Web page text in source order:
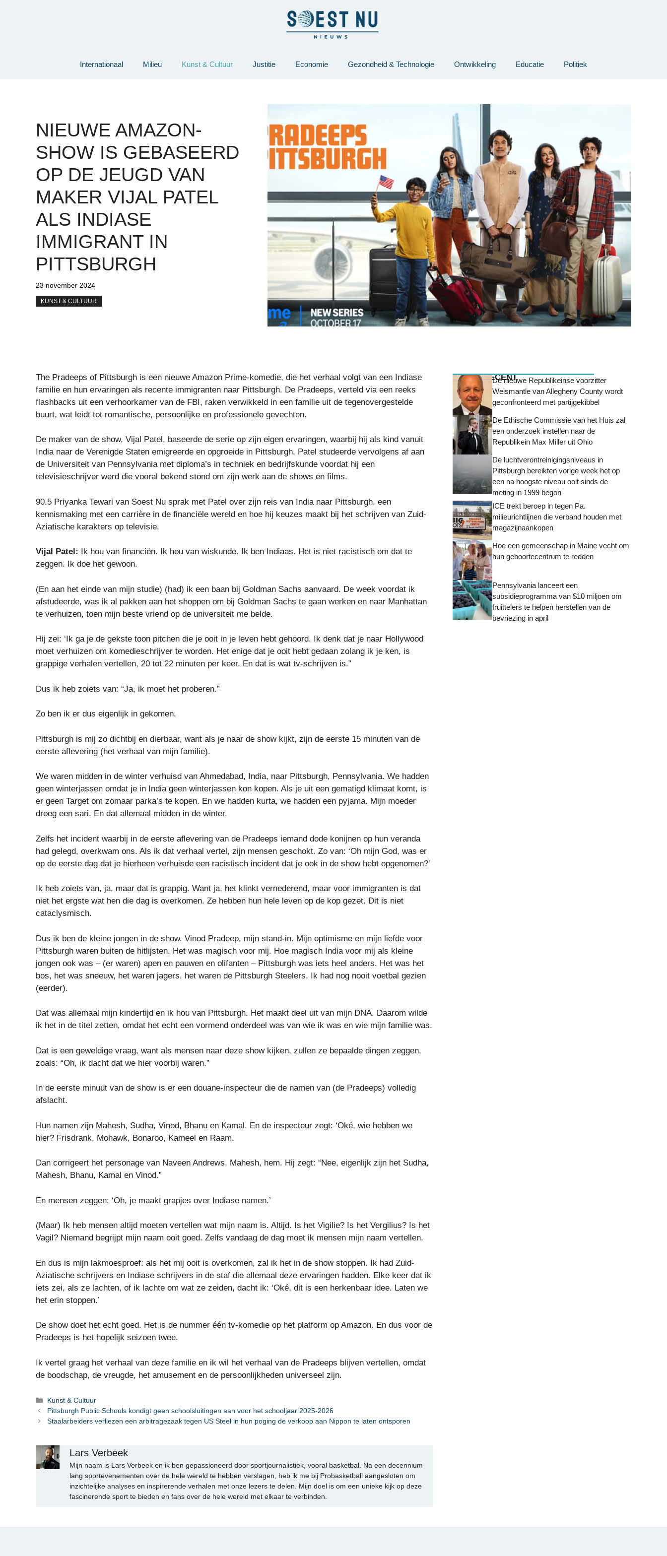
Internationaal Milieu Kunst & Cultuur Justitie Economie Gezondheid & Technologie Ontwikkeling Educatie Politiek
NIEUWE AMAZON-
SHOW IS GEBASEERD
OP DE JEUGD VAN
MAKER VIJAL PATEL
ALS INDIASE
IMMIGRANT IN
PITTSBURGH
23 november 2024
KUNST & CULTUUR
The Pradeeps of Pittsburgh is een nieuwe Amazon Prime-komedie, die het verhaal volgt van een Indiase
familie en hun ervaringen als recente immigranten naar Pittsburgh. De Pradeeps, verteld via een reeks
flashbacks uit een verhoorkamer van de FBI, raken verwikkeld in een familie uit de tegenovergestelde
buurt, wat leidt tot romantische, persoonlijke en professionele gevechten.
De maker van de show, Vijal Patel, baseerde de serie op zijn eigen ervaringen, waarbij hij als kind vanuit
India naar de Verenigde Staten emigreerde en opgroeide in Pittsburgh. Patel studeerde vervolgens af aan
de Universiteit van Pennsylvania met diploma’s in techniek en bedrijfskunde voordat hij een
televisieschrijver werd die vooral bekend stond om zijn werk aan de shows en films.
90.5 Priyanka Tewari van Soest Nu sprak met Patel over zijn reis van India naar Pittsburgh, een
kennismaking met een carrière in de financiële wereld en hoe hij keuzes maakt bij het schrijven van Zuid-
Aziatische karakters op televisie.
Vijal Patel: Ik hou van financiën. Ik hou van wiskunde. Ik ben Indiaas. Het is niet racistisch om dat te
zeggen. Ik doe het gewoon.
(En aan het einde van mijn studie) (had) ik een baan bij Goldman Sachs aanvaard. De week voordat ik
afstudeerde, was ik al pakken aan het shoppen om bij Goldman Sachs te gaan werken en naar Manhattan
te verhuizen, toen mijn beste vriend op de universiteit me belde.
Hij zei: ‘Ik ga je de gekste toon pitchen die je ooit in je leven hebt gehoord. Ik denk dat je naar Hollywood
moet verhuizen om komedieschrijver te worden. Het enige dat je ooit hebt gedaan zolang ik je ken, is
grappige verhalen vertellen, 20 tot 22 minuten per keer. En dat is wat tv-schrijven is.”
Dus ik heb zoiets van: “Ja, ik moet het proberen.”
Zo ben ik er dus eigenlijk in gekomen.
Pittsburgh is mij zo dichtbij en dierbaar, want als je naar de show kijkt, zijn de eerste 15 minuten van de
eerste aflevering (het verhaal van mijn familie).
We waren midden in de winter verhuisd van Ahmedabad, India, naar Pittsburgh, Pennsylvania. We hadden
geen winterjassen omdat je in India geen winterjassen kon kopen. Als je uit een gematigd klimaat komt, is
er geen Target om zomaar parka’s te kopen. En we hadden kurta, we hadden een pyjama. Mijn moeder
droeg een sari. En dat allemaal midden in de winter.
Zelfs het incident waarbij in de eerste aflevering van de Pradeeps iemand dode konijnen op hun veranda
had gelegd, overkwam ons. Als ik dat verhaal vertel, zijn mensen geschokt. Zo van: ‘Oh mijn God, was er
op de eerste dag dat je hierheen verhuisde een racistisch incident dat je ook in de show hebt opgenomen?’
Ik heb zoiets van, ja, maar dat is grappig. Want ja, het klinkt vernederend, maar voor immigranten is dat
niet het ergste wat hen die dag is overkomen. Ze hebben hun hele leven op de kop gezet. Dit is niet
cataclysmisch.
Dus ik ben de kleine jongen in de show. Vinod Pradeep, mijn stand-in. Mijn optimisme en mijn liefde voor
Pittsburgh waren buiten de hitlijsten. Het was magisch voor mij. Hoe magisch India voor mij als kleine
jongen ook was – (er waren) apen en pauwen en olifanten – Pittsburgh was iets heel anders. Het was het
bos, het was sneeuw, het waren jagers, het waren de Pittsburgh Steelers. Ik had nog nooit voetbal gezien
(eerder).
Dat was allemaal mijn kindertijd en ik hou van Pittsburgh. Het maakt deel uit van mijn DNA. Daarom wilde
ik het in de titel zetten, omdat het echt een vormend onderdeel was van wie ik was en wie mijn familie was.
Dat is een geweldige vraag, want als mensen naar deze show kijken, zullen ze bepaalde dingen zeggen,
zoals: “Oh, ik dacht dat we hier voorbij waren.”
In de eerste minuut van de show is er een douane-inspecteur die de namen van (de Pradeeps) volledig
afslacht.
Hun namen zijn Mahesh, Sudha, Vinod, Bhanu en Kamal. En de inspecteur zegt: ‘Oké, wie hebben we
hier? Frisdrank, Mohawk, Bonaroo, Kameel en Raam.
Dan corrigeert het personage van Naveen Andrews, Mahesh, hem. Hij zegt: “Nee, eigenlijk zijn het Sudha,
Mahesh, Bhanu, Kamal en Vinod.”
En mensen zeggen: ‘Oh, je maakt grapjes over Indiase namen.’
(Maar) Ik heb mensen altijd moeten vertellen wat mijn naam is. Altijd. Is het Vigilie? Is het Vergilius? Is het
Vagil? Niemand begrijpt mijn naam ooit goed. Zelfs vandaag de dag moet ik mensen mijn naam vertellen.
En dus is mijn lakmoesproef: als het mij ooit is overkomen, zal ik het in de show stoppen. Ik had Zuid-
Aziatische schrijvers en Indiase schrijvers in de staf die allemaal deze ervaringen hadden. Elke keer dat ik
iets zei, als ze lachten, of ik lachte om wat ze zeiden, dacht ik: ‘Oké, dit is een herkenbaar idee. Laten we
het erin stoppen.’
De show doet het echt goed. Het is de nummer één tv-komedie op het platform op Amazon. En dus voor de
Pradeeps is het hopelijk seizoen twee.
Ik vertel graag het verhaal van deze familie en ik wil het verhaal van de Pradeeps blijven vertellen, omdat
de boodschap, de vreugde, het amusement en de persoonlijkheden universeel zijn.
Categorieën
Kunst & Cultuur
Pittsburgh Public Schools kondigt geen schoolsluitingen aan voor het schooljaar 2025-2026
Staalarbeiders verliezen een arbitragezaak tegen US Steel in hun poging de verkoop aan Nippon te laten ontsporen
Lars Verbeek
Mijn naam is Lars Verbeek en ik ben gepassioneerd door sportjournalistiek, vooral basketbal. Na een decennium
lang sportevenementen over de hele wereld te hebben verslagen, heb ik me bij Probasketball aangesloten om
inzichtelijke analyses en inspirerende verhalen met onze lezers te delen. Mijn doel is om een unieke kijk op deze
fascinerende sport te bieden en fans over de hele wereld met elkaar te verbinden.
MEEST RECENTDe nieuwe Republikeinse voorzitter
Weismantle van Allegheny County wordt
geconfronteerd met partijgekibbel
De Ethische Commissie van het Huis zal
een onderzoek instellen naar de
Republikein Max Miller uit Ohio
De luchtverontreinigingsniveaus in
Pittsburgh bereikten vorige week het op
een na hoogste niveau ooit sinds de
meting in 1999 begon
ICE trekt beroep in tegen Pa.
milieurichtlijnen die verband houden met
magazijnaankopen
Hoe een gemeenschap in Maine vecht om
hun geboortecentrum te redden
Pennsylvania lanceert een
subsidieprogramma van $10 miljoen om
fruittelers te helpen herstellen van de
bevriezing in april